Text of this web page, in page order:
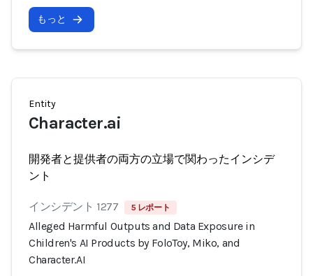
もっと
Entity
Character.ai
開発者と提供者の両方の立場で関わったインシデ
ント
インシデント 1277 5 レポート
Alleged Harmful Outputs and Data Exposure in
Children's AI Products by FoloToy, Miko, and
Character.AI